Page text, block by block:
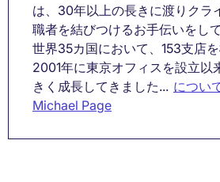
は、30年以上の長きに渡りクラ
職者を結びつけるお手伝いをし
世界35カ国において、153支店を
2001年に東京オフィスを設立以
きく成長してきました... につい
Michael Page